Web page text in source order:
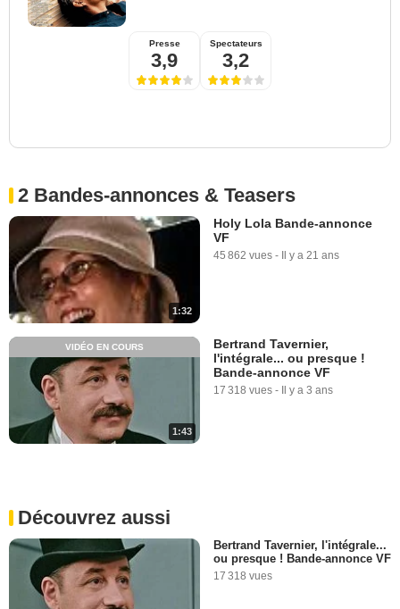
Presse
3,9
Spectateurs
3,2
2 Bandes-annonces & Teasers
1:32
Holy Lola Bande-annonce
VF
45 862 vues - Il y a 21 ans
1:43
VIDÉO EN COURS
Bertrand Tavernier,
l'intégrale... ou presque !
Bande-annonce VF
17 318 vues - Il y a 3 ans
Découvrez aussi
Bertrand Tavernier, l'intégrale...
ou presque ! Bande-annonce VF
17 318 vues